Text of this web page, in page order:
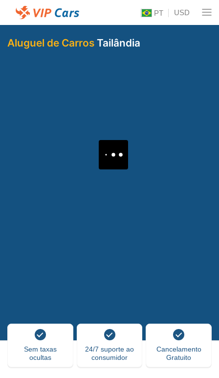
PT USD
Aluguel de Carros Tailândia
Sem taxas
ocultas
24/7 suporte ao
consumidor
Cancelamento
Gratuito